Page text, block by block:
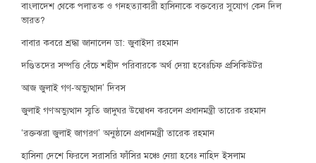
বাংলাদেশ থেকে পলাতক ও গনহত্যাকারী হাসিনাকে বক্তব্যের সুযোগ কেন দিল
ভারত?
বাবার কবরে শ্রদ্ধা জানালেন ডা: জুবাইদা রহমান
দণ্ডিতদের সম্পত্তি বেঁচে শহীদ পরিবারকে অর্থ দেয়া হবেঃচিফ প্রসিকিউটর
আজ জুলাই গণ-অভ্যুত্থান’ দিবস
জুলাই গণঅভ্যুত্থান স্মৃতি জাদুঘর উদ্বোধন করলেন প্রধানমন্ত্রী তারেক রহমান
‘রক্তঝরা জুলাই জাগরণ’ অনুষ্ঠানে প্রধানমন্ত্রী তারেক রহমান
হাসিনা দেশে ফিরলে সরাসরি ফাঁসির মঞ্চে নেয়া হবেঃ নাহিদ ইসলাম